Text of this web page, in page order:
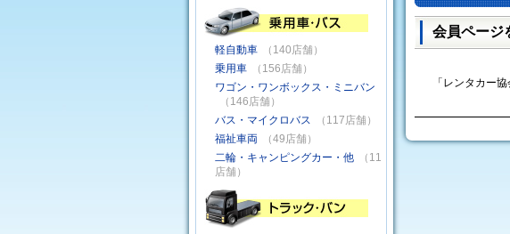
会員ページ
「レンタカー
軽自動車
（140店舗）
乗用車
（156店舗）
ワゴン・ワンボックス・ミニバン
（146店舗）
バス・マイクロバス
（117店舗）
福祉車両
（49店舗）
二輪・キャンピングカー・他
（11
店舗）